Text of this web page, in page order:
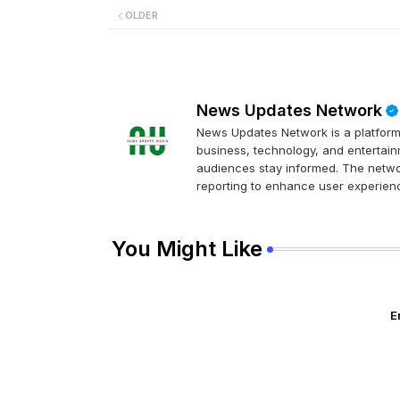
OLDER
News Updates Network
News Updates Network is a
business, technology, and
audiences stay informed. The
reporting to enhance user
You Might Like